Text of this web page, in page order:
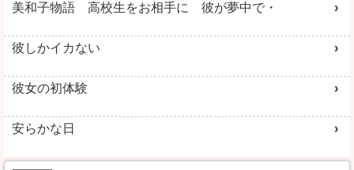
美和子物語 高校生をお相手に 彼が夢中で・
彼しかイカない
彼女の初体験
安らかな日